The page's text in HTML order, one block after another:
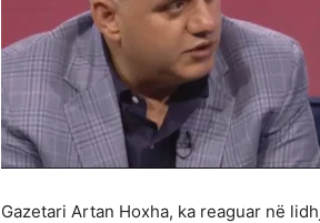
Gazetari Artan Hoxha, ka reaguar në